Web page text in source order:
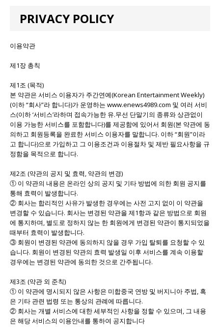
PRIVACY POLICY
이용약관
제1장 총칙
제1조 (목적)
본 약관은 서비스 이용자가 주간연예(Korean Entertainment Weekly)
(이하 “회사”라 합니다)가 운영하는 www.enews4989.com 및 여러 서비
스(이하 ‘서비스’라하며 접속가능한 유.무선 단말기의 종류와 상관없이
이용 가능한 서비스를 포함합니다)를 제공함에 있어서 회원(본 약관에 동
의하고 회원등록을 완료한 서비스 이용자를 말합니다. 이하 “회원”이라
고 합니다)으로 가입하고 그 이용조건과 이용절차 및 제반 필요사항을 규
정함을 목적으로 합니다.
제2조 (약관의 공지 및 효력, 약관의 변경)
① 이 약관의 내용은 온라인 상의 공지 및 기타 방법에 의한 회원 공지를
통해 효력이 발생합니다.
② 회사는 합리적인 사유가 발생한 경우에는 사전 고지 없이 이 약관을
변경할 수 있습니다. 회사는 변경된 약관을 제1항과 같은 방법으로 회원
에 통지하며, 별도로 정하지 않는 한 회원에게 변경된 약관이 통지되었을
때부터 효력이 발생합니다.
③ 회원이 변경된 약관에 동의하지 않을 경우 가입 탈퇴를 요청할 수 있
습니다. 회원이 변경된 약관의 효력 발생일 이후 서비스를 계속 이용할
경우에는 변경된 약관에 동의한 것으로 간주됩니다.
제3조 (약관 외 준칙)
① 이 약관에 명시되지 않은 사항은 미합중국 연방 및 버지니아 주법, 혹
은 기타 관련 법령 또는 통상의 관례에 따릅니다.
② 회사는 개별 서비스에 대한 세부적인 사항을 정할 수 있으며, 그 내용
은 해당 서비스의 이용안내를 통하여 공지합니다